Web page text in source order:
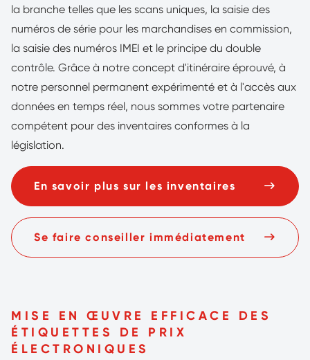
la branche telles que les scans uniques, la saisie des
numéros de série pour les marchandises en commission,
la saisie des numéros IMEI et le principe du double
contrôle. Grâce à notre concept d'itinéraire éprouvé, à
notre personnel permanent expérimenté et à l'accès aux
données en temps réel, nous sommes votre partenaire
compétent pour des inventaires conformes à la
législation.
En savoir plus sur les inventaires
Se faire conseiller immédiatement
MISE EN ŒUVRE EFFICACE DES
ÉTIQUETTES DE PRIX
ÉLECTRONIQUES